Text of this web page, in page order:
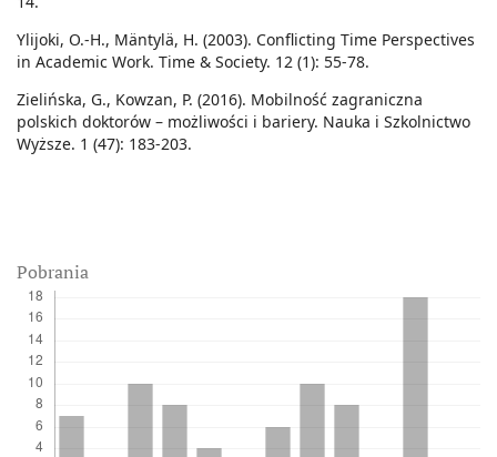
Pobrania
Ylijoki, O.-H., Mäntylä, H. (2003). Conflicting Time Perspectives
in Academic Work. Time & Society. 12 (1): 55-78.
Zielińska, G., Kowzan, P. (2016). Mobilność zagraniczna
polskich doktorów – możliwości i bariery. Nauka i Szkolnictwo
Wyższe. 1 (47): 183-203.